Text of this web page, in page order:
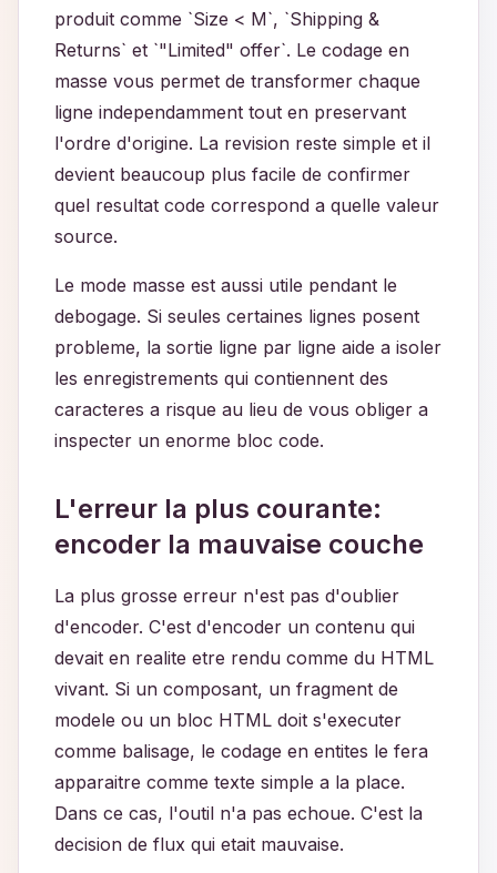
produit comme `Size < M`, `Shipping &
Returns` et `"Limited" offer`. Le codage en
masse vous permet de transformer chaque
ligne independamment tout en preservant
l'ordre d'origine. La revision reste simple et il
devient beaucoup plus facile de confirmer
quel resultat code correspond a quelle valeur
source.
Le mode masse est aussi utile pendant le
debogage. Si seules certaines lignes posent
probleme, la sortie ligne par ligne aide a isoler
les enregistrements qui contiennent des
caracteres a risque au lieu de vous obliger a
inspecter un enorme bloc code.
L'erreur la plus courante:
encoder la mauvaise couche
La plus grosse erreur n'est pas d'oublier
d'encoder. C'est d'encoder un contenu qui
devait en realite etre rendu comme du HTML
vivant. Si un composant, un fragment de
modele ou un bloc HTML doit s'executer
comme balisage, le codage en entites le fera
apparaitre comme texte simple a la place.
Dans ce cas, l'outil n'a pas echoue. C'est la
decision de flux qui etait mauvaise.